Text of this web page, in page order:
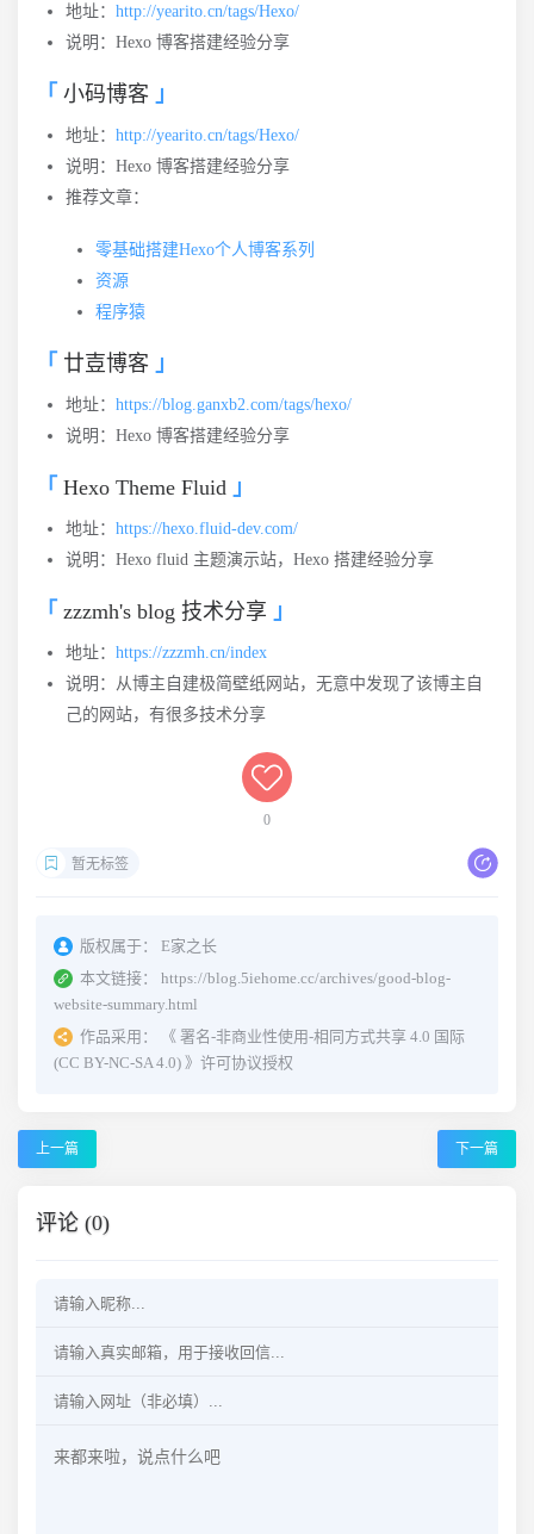
地址： http://yearito.cn/tags/Hexo/
说明：Hexo 博客搭建经验分享
小码博客
地址： http://yearito.cn/tags/Hexo/
说明：Hexo 博客搭建经验分享
推荐文章：
零基础搭建Hexo个人博客系列
资源
程序猿
廿壴博客
地址： https://blog.ganxb2.com/tags/hexo/
说明：Hexo 博客搭建经验分享
Hexo Theme Fluid
地址： https://hexo.fluid-dev.com/
说明：Hexo fluid 主题演示站，Hexo 搭建经验分享
zzzmh's blog 技术分享
地址： https://zzzmh.cn/index
说明：从博主自建极简壁纸网站，无意中发现了该博主自
己的网站，有很多技术分享
0
暂无标签
版权属于：
E家之长
本文链接：
https://blog.5iehome.cc/archives/good-blog-
website-summary.html
作品采用：
《 署名-非商业性使用-相同方式共享 4.0 国际
(CC BY-NC-SA 4.0) 》许可协议授权
上一篇 下一篇
评论 (0)